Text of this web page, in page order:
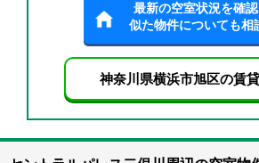
最新の空室状況を確認
似た物件についても相
神奈川県横浜市旭区の賃